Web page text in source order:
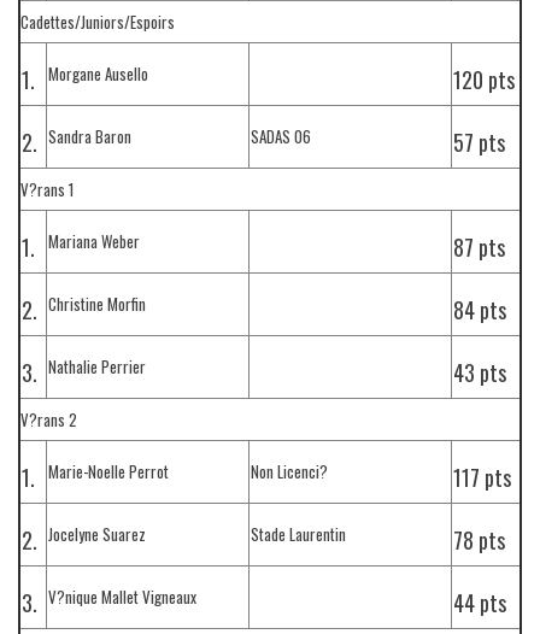
Cadettes/Juniors/Espoirs
1. Morgane Ausello
120 pts
2. Sandra Baron SADAS 06 57 pts
V?rans 1
1. Mariana Weber
87 pts
2. Christine Morfin
84 pts
3. Nathalie Perrier 43 pts
V?rans 2
1. Marie-Noelle Perrot Non Licenci?
117 pts
2. Jocelyne Suarez Stade Laurentin
78 pts
3. V?nique Mallet Vigneaux 44 pts